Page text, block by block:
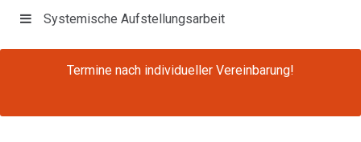
Systemische Aufstellungsarbeit
Termine nach individueller Vereinbarung!